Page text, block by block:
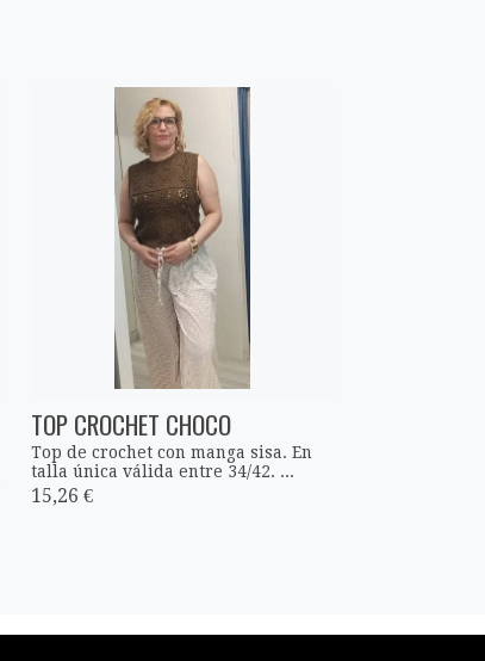
TOP CROCHET CHOCO
Top de crochet con manga sisa. En
talla única válida entre 34/42. ...
15,26 €